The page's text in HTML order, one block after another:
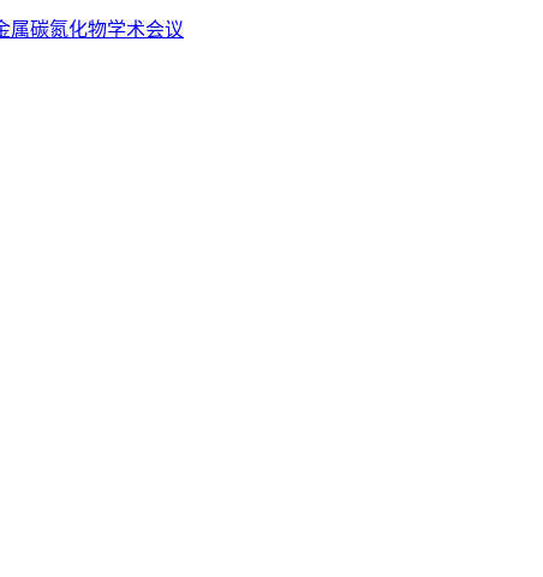
属碳氮化物学术会议